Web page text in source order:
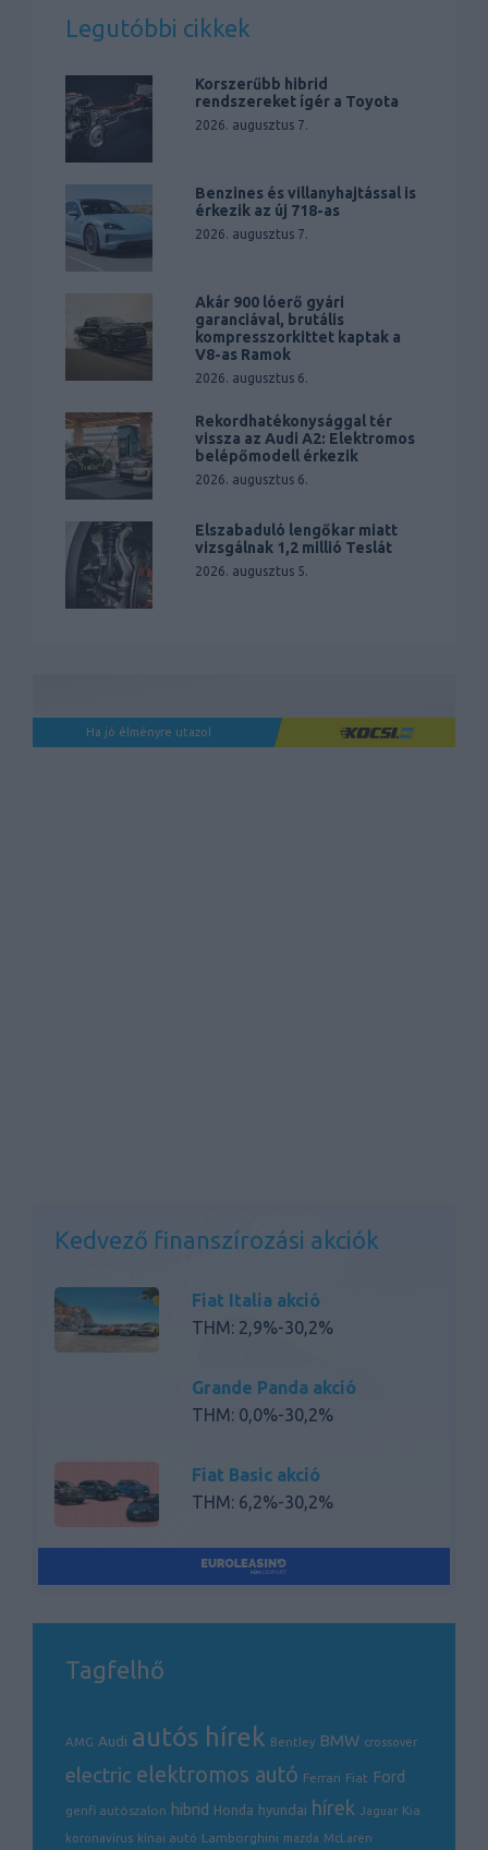
Legutóbbi cikkek
Korszerűbb hibrid
rendszereket ígér a Toyota
2026. augusztus 7.
Benzines és villanyhajtással is
érkezik az új 718-as
2026. augusztus 7.
Akár 900 lóerő gyári
garanciával, brutális
kompresszorkittet kaptak a
V8-as Ramok
2026. augusztus 6.
Rekordhatékonysággal tér
vissza az Audi A2: Elektromos
belépőmodell érkezik
2026. augusztus 6.
Elszabaduló lengőkar miatt
vizsgálnak 1,2 millió Teslát
2026. augusztus 5.
Ha jó élményre utazol
Kedvező finanszírozási akciók
Fiat Italia akció
THM: 2,9%-30,2%
Grande Panda akció
THM: 0,0%-30,2%
Fiat Basic akció
THM: 6,2%-30,2%
Tagfelhő
AMG Audi autós hírek Bentley BMW crossover
electric elektromos autó Ferrari Fiat Ford
genfi autószalon hibrid Honda hyundai hírek Jaguar Kia
koronavírus kínai autó Lamborghini mazda McLaren